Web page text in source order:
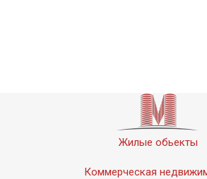
Жилые обьекты
Коммерческая